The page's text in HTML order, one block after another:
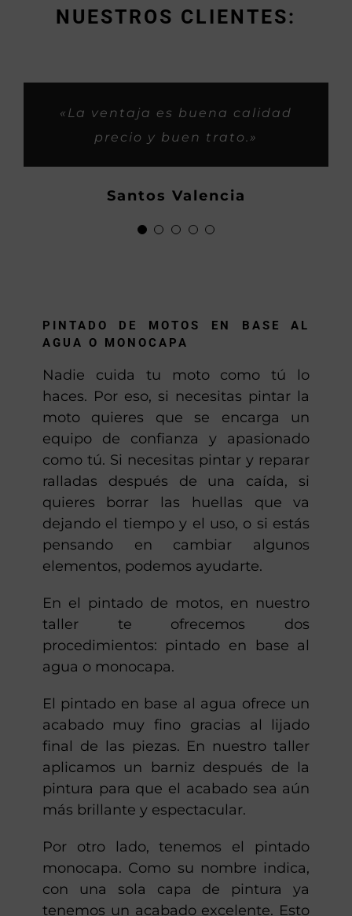
NUESTROS CLIENTES:
«La ventaja es buena calidad
precio y buen trato.»
Santos Valencia
«Siempre me habeis tratado
super bien, como si fueramos
gassss.»
«Son buenos profesionales y
con iniciativa buena para los
«Muy rápidos y buen trabajo.»
Hector
«Trabajos espectaculares y
rapidos, gasss.»
Demetrio P.
PINTADO DE MOTOS EN BASE AL
AGUA O MONOCAPA
Nadie cuida tu moto como tú lo
haces. Por eso, si necesitas pintar la
moto quieres que se encarga un
equipo de confianza y apasionado
como tú. Si necesitas pintar y reparar
ralladas después de una caída, si
quieres borrar las huellas que va
pensando en cambiar algunos
elementos, podemos ayudarte.
En el pintado de motos, en nuestro
procedimientos: pintado en base al
agua o monocapa.
El pintado en base al agua ofrece un
acabado muy fino gracias al lijado
final de las piezas. En nuestro taller
pintura para que el acabado sea aún
más brillante y espectacular.
Por otro lado, tenemos el pintado